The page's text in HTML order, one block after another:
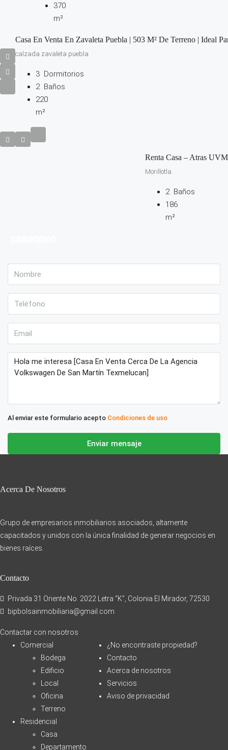
370
m²
Casa En Venta En Zavaleta Puebla | 503 M² De Terreno | Ideal
calzada zavaleta puebla
3 Dormitorios
2 Baños
220
m²
Renta Casa – Atras UVM
Morillotla
2 Baños
186
m²
Al enviar este formulario acepto Condiciones de uso
Enviar mensaje
Acerca De Nosotros
Grupo de empresarios inmobiliarios asociados, altamente
capacitados y unidos con la única finalidad de generar negocios en
bienes raíces.
Contacto
Privada 31 Oriente No. 2022 Letra “K”, Colonia El Mirador, 72530
bipbolsainmobiliaria@gmail.com
Contactar con nosotros
Comercial
Bodega
Edificio
Local
Oficina
Terreno
Residencial
Casa
Departamento
¿No encontraste propiedad?
Contacto
Acerca de nosotros
Servicios
Aviso de privacidad